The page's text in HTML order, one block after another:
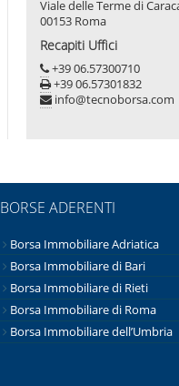
Viale delle Terme di
00153 Roma
Recapiti Uffici
+39 06.57300710
+39 06.57301832
info@tecnoborsa.com
BORSE ADERENTI
Borsa Immobiliare Adriatica
Borsa Immobiliare di Bari
Borsa Immobiliare di Rieti
Borsa Immobiliare di Roma
Borsa Immobiliare dell’Umbria